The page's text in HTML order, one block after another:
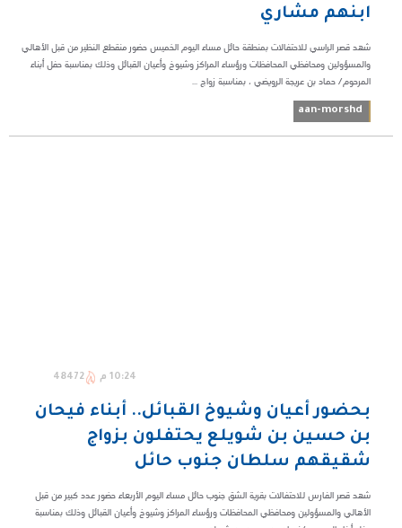
ابنهم مشاري
شهد قصر الراسي للاحتفالات بمنطقة حائل مساء اليوم الخميس حضور منقطع النظير من قبل الأهالي
والمسؤولين ومحافظي المحافظات ورؤساء المراكز وشيوخ وأعيان القبائل وذلك بمناسبة حفل أبناء
المرحوم/ حماد بن عريجة الرويضي ، بمناسبة زواج ...
aan-morshd
10:24 م 48472
بحضور أعيان وشيوخ القبائل.. أبناء فيحان
بن حسين بن شويلع يحتفلون بزواج
شقيقهم سلطان جنوب حائل
شهد قصر الفارس للاحتفالات بقرية الشق جنوب حائل مساء اليوم الأربعاء حضور عدد كبير من قبل
الأهالي والمسؤولين ومحافظي المحافظات ورؤساء المراكز وشيوخ وأعيان القبائل وذلك بمناسبة